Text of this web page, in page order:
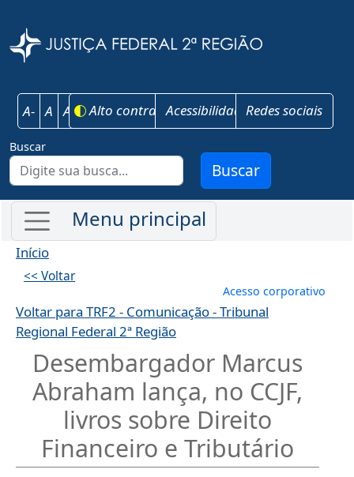
A- A A+ Alto contrasteAcessibilidadeRedes sociais
Buscar
Buscar
Início
<< Voltar
Menu de
Acesso corporativo
Voltar para TRF2 - Comunicação - Tribunal
Regional Federal 2ª Região
Desembargador Marcus
Abraham lança, no CCJF,
livros sobre Direito
Financeiro e Tributário